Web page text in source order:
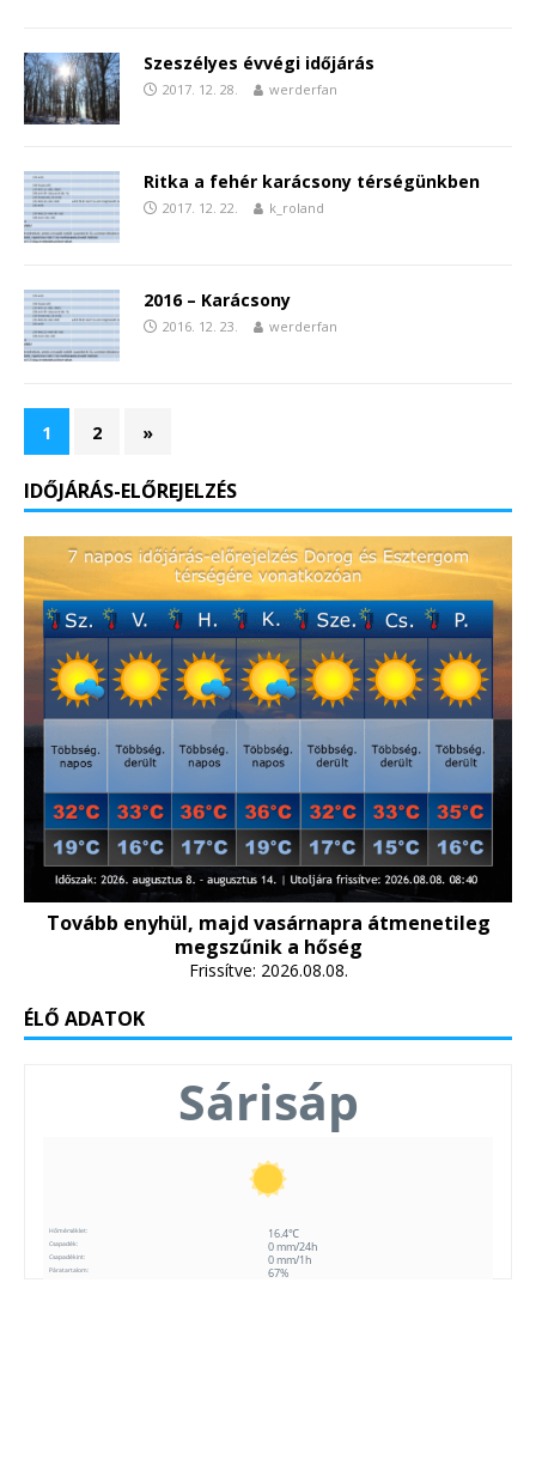
Szeszélyes évvégi időjárás
2017. 12. 28. werderfan
Ritka a fehér karácsony térségünkben
2017. 12. 22. k_roland
2016 – Karácsony
2016. 12. 23. werderfan
1 2 »
IDŐJÁRÁS-ELŐREJELZÉS
Tovább enyhül, majd vasárnapra átmenetileg
megszűnik a hőség
Frissítve: 2026.08.08.
ÉLŐ ADATOK